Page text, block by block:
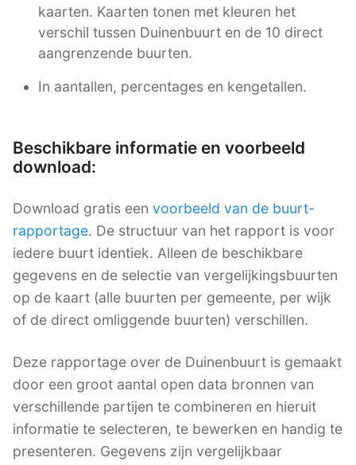
kaarten. Kaarten tonen met kleuren het
verschil tussen Duinenbuurt en de 10 direct
aangrenzende buurten.
In aantallen, percentages en kengetallen.
Beschikbare informatie en voorbeeld
download:
Download gratis een voorbeeld van de buurt-
rapportage. De structuur van het rapport is voor
iedere buurt identiek. Alleen de beschikbare
gegevens en de selectie van vergelijkingsbuurten
op de kaart (alle buurten per gemeente, per wijk
of de direct omliggende buurten) verschillen.
Deze rapportage over de Duinenbuurt is gemaakt
door een groot aantal open data bronnen van
verschillende partijen te combineren en hieruit
informatie te selecteren, te bewerken en handig te
presenteren. Gegevens zijn vergelijkbaar